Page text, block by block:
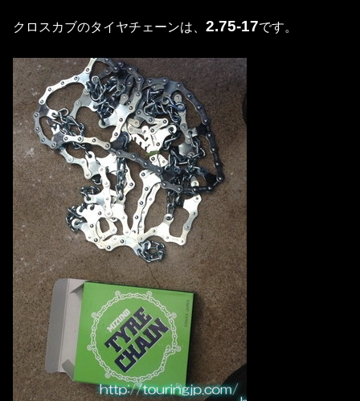
クロスカブのタイヤチェーンは、 2.75-17です。